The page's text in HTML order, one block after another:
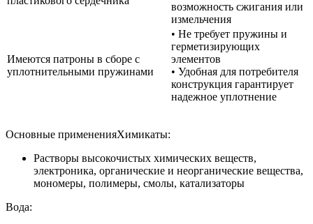
возможность сжигания или
измельчения
Имеются патроны в сборе с
уплотнительными пружинами
• Не требует пружины и
герметизирующих
элементов
• Удобная для потребителя
конструкция гарантирует
надежное уплотнение
Основные примененияХимикаты:
Растворы высокочистых химических веществ,
электроника, органические и неорганические вещества,
мономеры, полимеры, смолы, катализаторы
Вода: